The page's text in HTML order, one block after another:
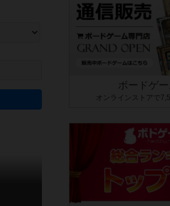
ます。マニュアルを読む時間や参加者へのルール説
きるよう、中世ファンタジー・クッキング・海賊同
にボードゲームに慣れている方向けの絞込機能です
ボードゲ
オンラインストアで